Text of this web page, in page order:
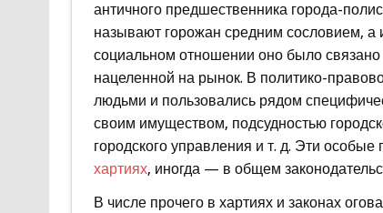
античного предшественника города-
называют горожан средним сословием, а
социальном отношении оно было
нацеленной на рынок. В политико-
людьми и пользовались рядом
своим имуществом, подсудностью
городского управления и т. д. Эти
хартиях, иногда — в общем
В числе прочего в хартиях и законах